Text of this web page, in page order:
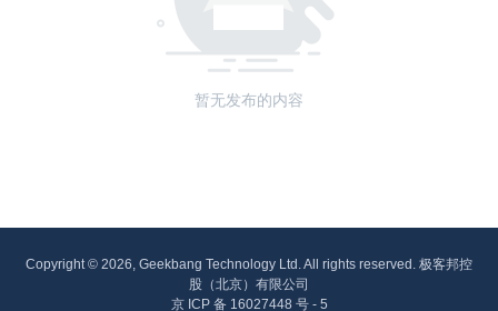
暂无发布的内容
Copyright © 2026, Geekbang Technology Ltd. All rights reserved. 极客邦控
股（北京）有限公司
京 ICP 备 16027448 号 - 5